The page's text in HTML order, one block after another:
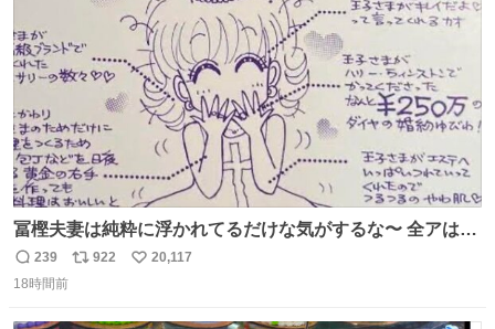
冨樫夫妻は純粋に浮かれてるだけな気がするな〜 全アはこ
こに自分の市場価値的なものを上乗せするので、 すっぴん
＆寝起きのボサボサ頭でも「今日も可愛いね」が止まらな
返
信
239
リ
922
い
20,117
18時間前